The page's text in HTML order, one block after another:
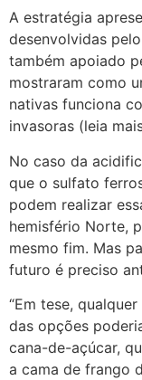
A estratégia
desenvolvidas
também apoiado
mostraram como
nativas funciona
invasoras (leia
No caso da
que o sulfato
podem realizar
hemisfério Norte,
mesmo fim. Mas
futuro é preciso
“Em tese,
das opções
cana-de-açúcar,
a cama de frango